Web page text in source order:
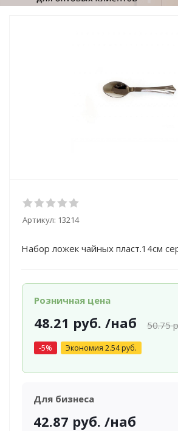
Артикул: 13214
Набор ложек чайных пласт.14см
Розничная цена
48.21 руб. /наб 50.75
-5% Экономия 2.54руб.
Для бизнеса
42.87 руб. /наб